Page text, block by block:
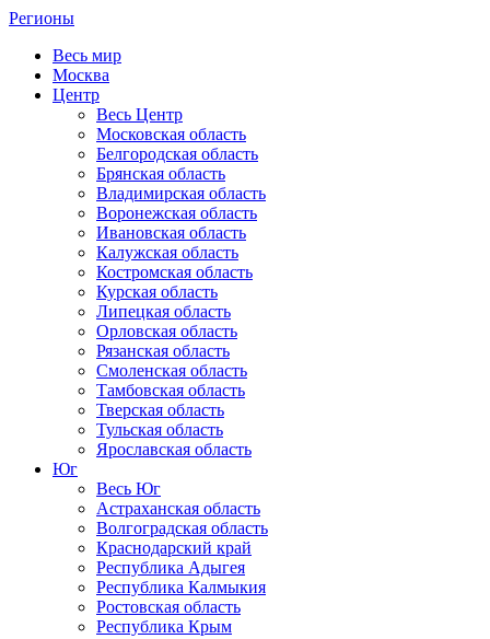
Регионы
Весь мир
Москва
Центр
Весь Центр
Московская область
Белгородская область
Брянская область
Владимирская область
Воронежская область
Ивановская область
Калужская область
Костромская область
Курская область
Липецкая область
Орловская область
Рязанская область
Смоленская область
Тамбовская область
Тверская область
Тульская область
Ярославская область
Юг
Весь Юг
Астраханская область
Волгоградская область
Краснодарский край
Республика Адыгея
Республика Калмыкия
Ростовская область
Республика Крым